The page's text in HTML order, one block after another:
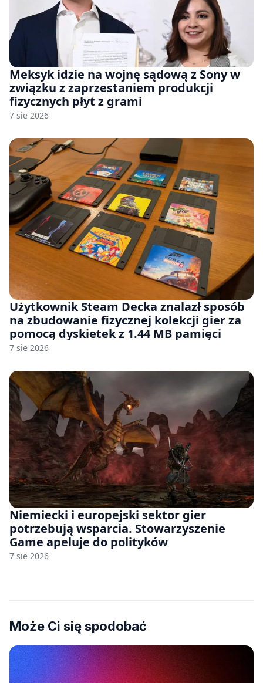
Meksyk idzie na wojnę sądową z Sony w
związku z zaprzestaniem produkcji
fizycznych płyt z grami
7 sie 2026
Użytkownik Steam Decka znalazł sposób
na zbudowanie fizycznej kolekcji gier za
pomocą dyskietek z 1.44 MB pamięci
7 sie 2026
Niemiecki i europejski sektor gier
potrzebują wsparcia. Stowarzyszenie
Game apeluje do polityków
7 sie 2026
Może Ci się spodobać